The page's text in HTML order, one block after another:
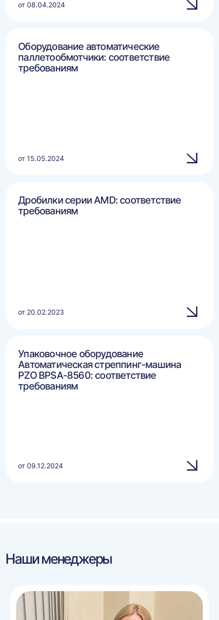
от 08.04.2024
Оборудование автоматические
паллетообмотчики: соответствие
требованиям
от 15.05.2024
Дробилки серии AMD: соответствие
требованиям
от 20.02.2023
Упаковочное оборудование
Автоматическая стреппинг-машина
PZO BPSA-8560: соответствие
требованиям
от 09.12.2024
Наши менеджеры